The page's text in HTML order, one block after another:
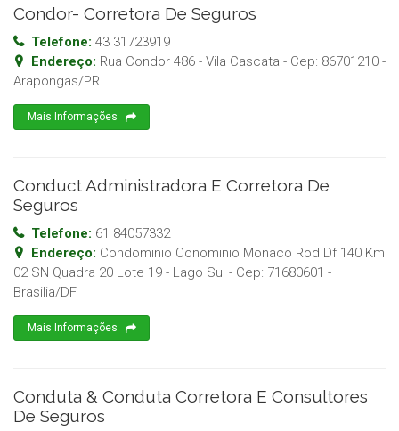
Condor- Corretora De Seguros
Telefone: 43 31723919
Endereço: Rua Condor 486 - Vila Cascata - Cep: 86701210 -
Arapongas/PR
Mais Informações
Conduct Administradora E Corretora De
Seguros
Telefone: 61 84057332
Endereço: Condominio Conominio Monaco Rod Df 140 Km
02 SN Quadra 20 Lote 19 - Lago Sul - Cep: 71680601 -
Brasilia/DF
Mais Informações
Conduta & Conduta Corretora E Consultores
De Seguros